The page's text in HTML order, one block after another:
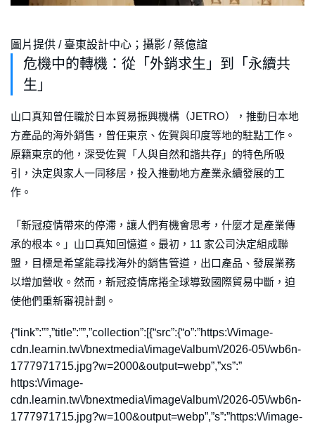
圖片提供 / 臺東設計中心；攝影 / 蔡億諠
危機中的轉機：從「外銷求生」到「永續共
生」
山口真知曾任職於日本貿易振興機構（JETRO），推動日本地
方產品的海外銷售，曾任東京、佐賀與印度等地的駐點工作。
原籍東京的他，深受佐賀「人與自然和諧共存」的特色所吸
引，決定與家人一同移居，投入推動地方產業永續發展的工
作。
「新冠疫情帶來的停滯，讓人們有機會思考，什麼才是產業傳
承的根本。」山口真知回憶道。最初，11 家公司決定組成聯
盟，目標是希望能尋找海外的銷售管道，出口產品、發展業務
以增加營收。然而，新冠疫情席捲全球導致國際貿易中斷，迫
使他們重新審視計劃。
{“link”:””,”title”:””,”collection”:[{“src”:{“o”:”https:\/\/image-
cdn.learnin.tw\/bnextmedia\/image\/album\/2026-05\/wb6n-
1777971715.jpg?w=2000&output=webp”,”xs”:”
https:\/\/image-
cdn.learnin.tw\/bnextmedia\/image\/album\/2026-05\/wb6n-
1777971715.jpg?w=100&output=webp”,”s”:”https:\/\/image-